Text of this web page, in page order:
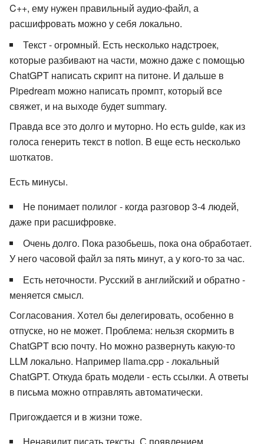
C++, ему нужен правильный аудио-файл, а
расшифровать можно у себя локально.
Текст - огромный. Есть несколько надстроек,
которые разбивают на части, можно даже с помощью
ChatGPT написать скрипт на питоне. И дальше в
Pipedream можно написать промпт, который все
свяжет, и на выходе будет summary.
Правда все это долго и муторно. Но есть guide, как из
голоса генерить текст в notion. B еще есть несколько
шоткатов.
Есть минусы.
Не понимает полилог - когда разговор 3-4 людей,
даже при расшифровке.
Очень долго. Пока разобьешь, пока она обработает.
У него часовой файл за пять минут, а у кого-то за час.
Есть неточности. Русский в английский и обратно -
меняется смысл.
Согласования. Хотел бы делегировать, особенно в
отпуске, но не может. Проблема: нельзя скормить в
ChatGPT всю почту. Но можно развернуть какую-то
LLM локально. Например llama.cpp - локальный
ChatGPT. Откуда брать модели - есть ссылки. А ответы
в письма можно отправлять автоматически.
Пригождается и в жизни тоже.
Ненавидит писать тексты. С появлением